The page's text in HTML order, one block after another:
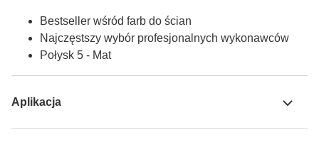
Bestseller wśród farb do ścian
Najczęstszy wybór profesjonalnych wykonawców
Połysk 5 - Mat
Aplikacja